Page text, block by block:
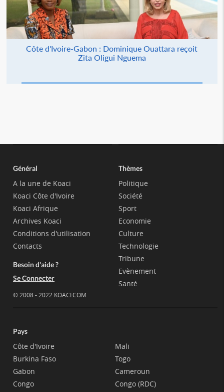
Côte d'Ivoire-Gabon : Dominique Ouattara reçoit
Zita Oligui Nguema
Général
A la une de Koaci
Koaci Côte d'Ivoire
Koaci Afrique
Archives Koaci
Conditions d'utilisation
Contacts
Besoin d'aide ?
Se Connecter
© 2008 - 2022 KOACI.COM
Thèmes
Politique
Société
Sport
Economie
Culture
Technologie
Tribune
Evènement
Santé
Pays
Côte d'Ivoire
Burkina Faso
Gabon
Congo
Mali
Togo
Cameroun
Congo (RDC)